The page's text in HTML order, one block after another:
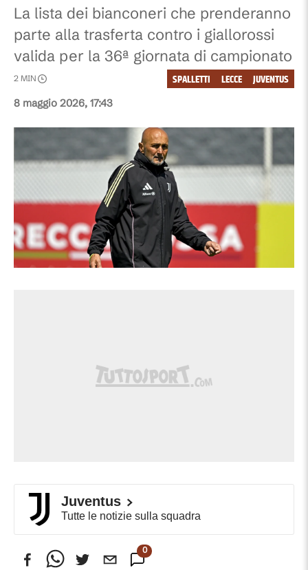
La lista dei bianconeri che prenderanno
parte alla trasferta contro i giallorossi
valida per la 36ª giornata di campionato
8 maggio 2026, 17:43
2 MIN JUVENTUS
LECCE
SPALLETTI
Juventus
Tutte le notizie sulla squadra
0